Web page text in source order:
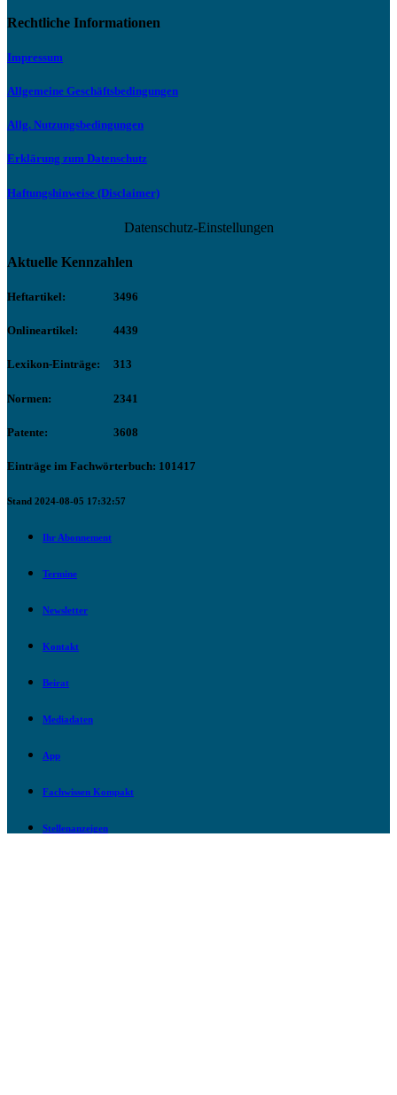
Rechtliche Informationen
Impressum
Allgemeine Geschäftsbedingungen
Allg. Nutzungsbedingungen
Erklärung zum Datenschutz
Haftungshinweise (Disclaimer)
Datenschutz-Einstellungen
Aktuelle Kennzahlen
Heftartikel: 3496
Onlineartikel: 4439
Lexikon-Einträge: 313
Normen: 2341
Patente: 3608
Einträge im Fachwörterbuch: 101417
Stand 2024-08-05 17:32:57
Ihr Abonnement
Termine
Newsletter
Kontakt
Beirat
Mediadaten
App
Fachwissen Kompakt
Stellenanzeigen